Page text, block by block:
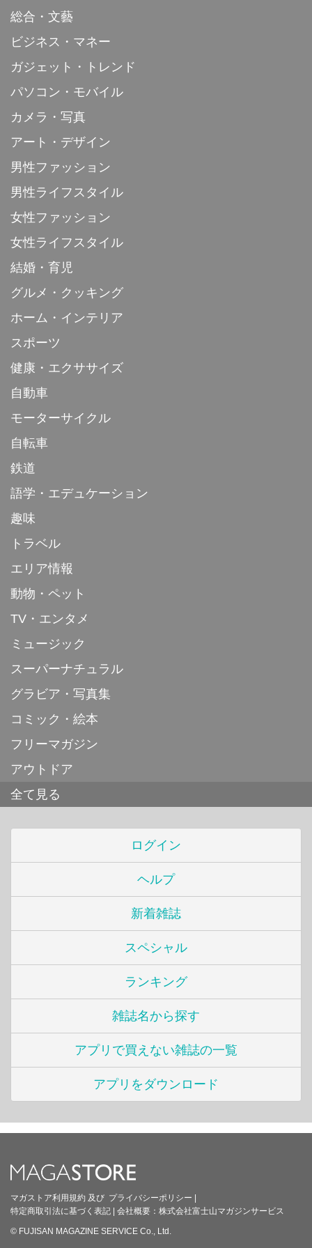
総合・文藝
ビジネス・マネー
ガジェット・トレンド
パソコン・モバイル
カメラ・写真
アート・デザイン
男性ファッション
男性ライフスタイル
女性ファッション
女性ライフスタイル
結婚・育児
グルメ・クッキング
ホーム・インテリア
スポーツ
健康・エクササイズ
自動車
モーターサイクル
自転車
鉄道
語学・エデュケーション
趣味
トラベル
エリア情報
動物・ペット
TV・エンタメ
ミュージック
スーパーナチュラル
グラビア・写真集
コミック・絵本
フリーマガジン
アウトドア
全て見る
ログイン
ヘルプ
新着雑誌
スペシャル
ランキング
雑誌名から探す
アプリで買えない雑誌の一覧
アプリをダウンロード
マガストア利用規約 及び プライバシーポリシー |
特定商取引法に基づく表記 | 会社概要： 株式会社富士山マガジンサービス
© FUJISAN MAGAZINE SERVICE Co., Ltd.